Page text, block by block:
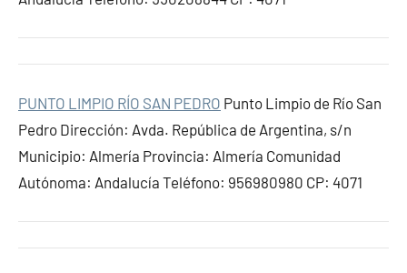
PUNTO LIMPIO RÍO SAN PEDRO Punto Limpio de Río San
Pedro Dirección: Avda. República de Argentina, s/n
Municipio: Almería Provincia: Almería Comunidad
Autónoma: Andalucía Teléfono: 956980980 CP: 4071